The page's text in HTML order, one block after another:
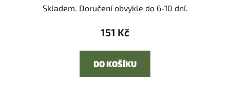
Skladem. Doručení obvykle do 6-10 dní.
151 Kč
DO KOŠÍKU